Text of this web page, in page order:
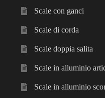
Scale con ganci
Scale di corda
Scale doppia salita
Scale in alluminio
Scale in alluminio